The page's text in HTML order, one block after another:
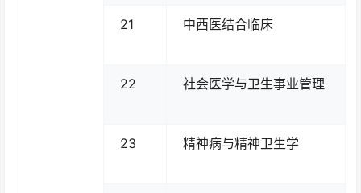
21 中西医结合临床
22 社会医学与卫生事业管理
23 精神病与精神卫生学